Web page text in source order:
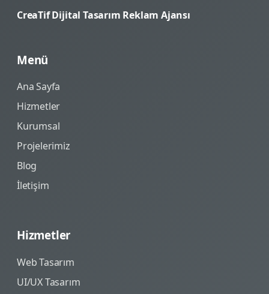
CreaTif Dijital Tasarım Reklam Ajansı
Menü
Ana Sayfa
Hizmetler
Kurumsal
Projelerimiz
Blog
İletişim
Hizmetler
Web Tasarım
UI/UX Tasarım